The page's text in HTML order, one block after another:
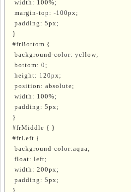
width: 100%;
margin-top: -100px;
padding: 5px;
}
#frBottom {
background-color: yellow;
bottom: 0;
height: 120px;
position: absolute;
width: 100%;
padding: 5px;
}
#frMiddle { }
#frLeft {
background-color:aqua;
float: left;
width: 200px;
padding: 5px;
}